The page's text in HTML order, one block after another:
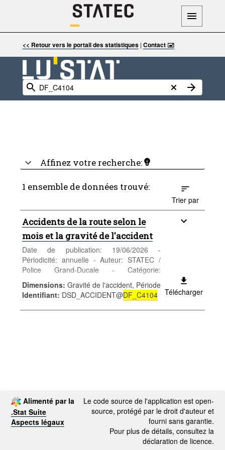
<< Retour vers le portail des statistiques| Contact 🖃
Affinez votre recherche:
1 ensemble de données trouvé:
Trier par
Accidents de la route selon le
mois et la gravité de l'accident
Date de publication: 19/06/2026 -
Périodicité: annuelle - Auteur: STATEC /
Police Grand-Ducale - Catégorie:
Conditions sociales - Santé et sécurité
sociale - Mots-clés: accident, circulation
*** Remplace tableDF_C4104***
Dimensions: Gravité de l'accident, Période
Identifiant: DSD_ACCIDENT@DF_C4104 Télécharger
Alimenté par la
.Stat Suite
Aspects légaux
Le code source de l'application est open-
source, protégé par le droit d'auteur et
fourni sans garantie.
Pour plus de détails, consultez la
déclaration de licence.